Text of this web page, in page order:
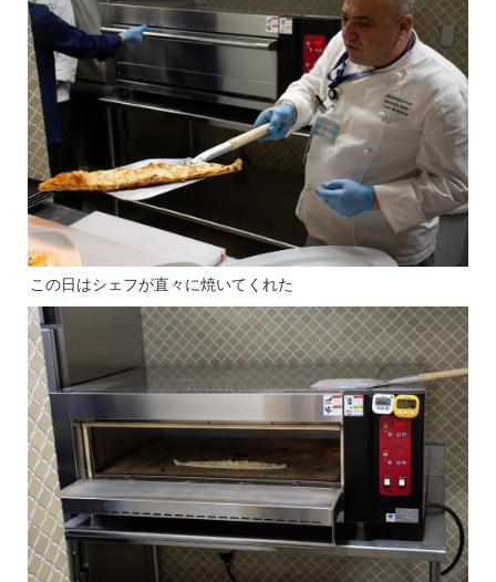
この日はシェフが直々に焼いてくれた